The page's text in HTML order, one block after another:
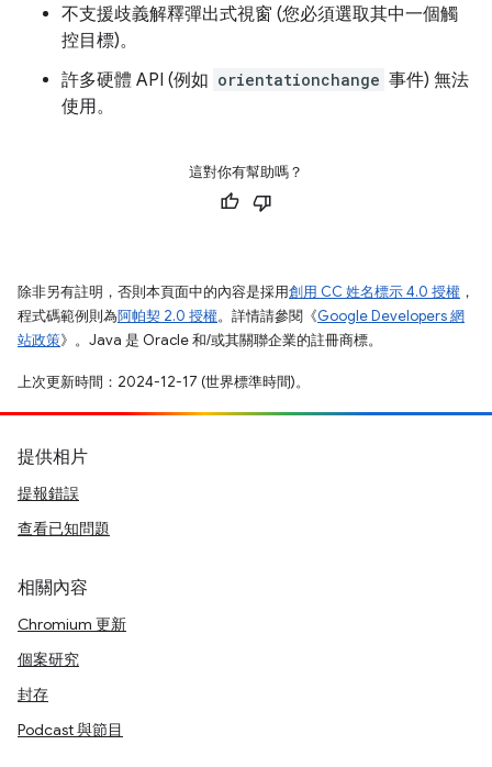
不支援歧義解釋彈出式視窗 (您必須選取其中一個觸
控目標)。
許多硬體 API (例如 orientationchange 事件) 無法
使用。
這對你有幫助嗎？
除非另有註明，否則本頁面中的內容是採用創用 CC 姓名標示 4.0 授權 ，
程式碼範例則為阿帕契 2.0 授權。詳情請參閱《Google Developers 網
站政策》。Java 是 Oracle 和/或其關聯企業的註冊商標。
上次更新時間：2024-12-17 (世界標準時間)。
提供相片
提報錯誤
查看已知問題
相關內容
Chromium 更新
個案研究
封存
Podcast 與節目